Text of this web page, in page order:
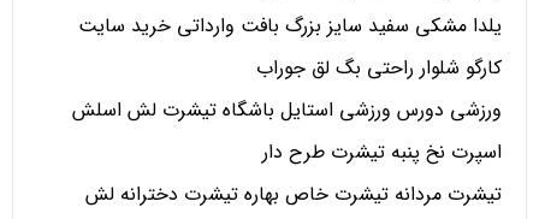
یلدا مشکی سفید سایز بزرگ بافت وارداتی خرید سایت
کارگو شلوار راحتی بگ لق جوراب
ورزشی دورس ورزشی استایل باشگاه تیشرت لش اسلش
اسپرت نخ پنبه تیشرت طرح دار
تیشرت مردانه تیشرت خاص بهاره تیشرت دخترانه لش